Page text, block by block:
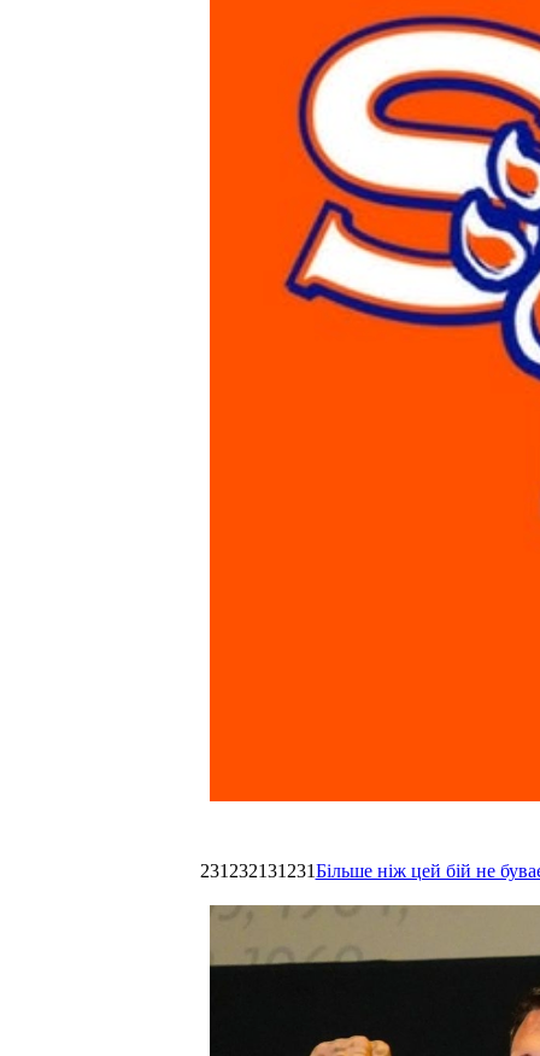
231232131231Більше ніж цей бій не